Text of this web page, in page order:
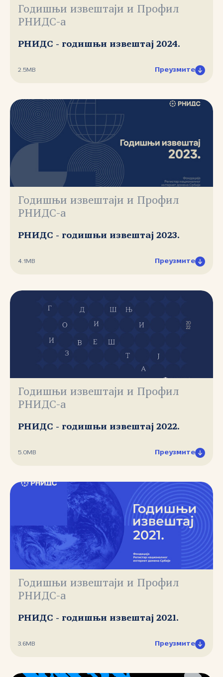
Годишњи извештаји и Профил
РНИДС-а
РНИДС - годишњи извештај 2024.
2.5MB Преузмите
Годишњи извештаји и Профил
РНИДС-а
РНИДС - годишњи извештај 2023.
4.1MB Преузмите
Годишњи извештаји и Профил
РНИДС-а
РНИДС - годишњи извештај 2022.
5.0MB Преузмите
Годишњи извештаји и Профил
РНИДС-а
РНИДС - годишњи извештај 2021.
3.6MB Преузмите